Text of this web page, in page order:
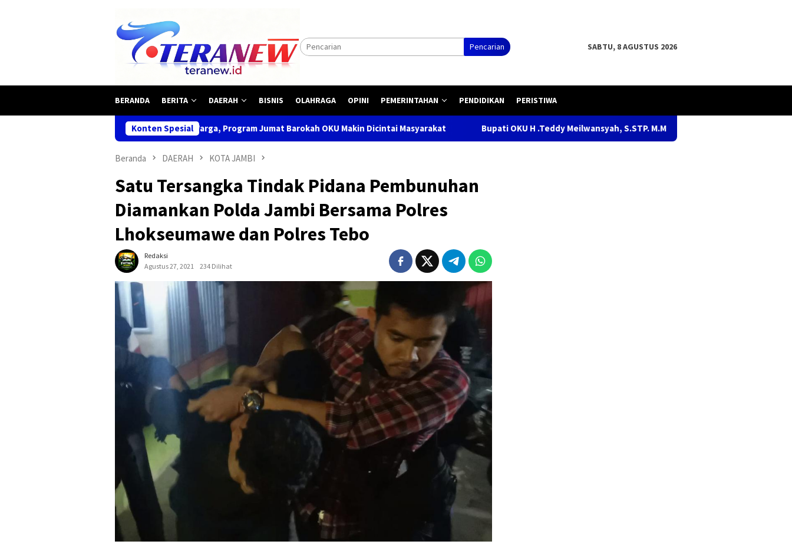
Pencarian
SABTU, 8 AGUSTUS 2026
BERANDA BERITA DAERAH BISNIS OLAHRAGA OPINI PEMERINTAHAN PENDIDIKAN PERISTIWA
Konten Spesial
Makan Gratis Habis Diserbu Warga, Program Jumat Barokah OKU Makin Dicintai Masyarakat Bupati OKU H .Teddy Meilwansyah, S.STP. M.M., M.Pd.dampingi gubernur H.Herman Deru
Beranda DAERAH KOTA JAMBI
Satu Tersangka Tindak Pidana Pembunuhan
Diamankan Polda Jambi Bersama Polres
Lhokseumawe dan Polres Tebo
Redaksi
Agustus 27, 2021
234 Dilihat